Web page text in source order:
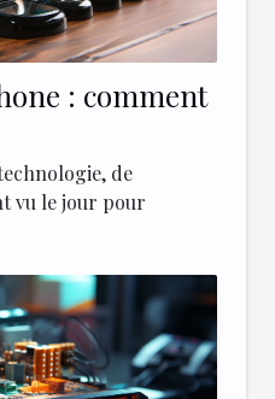
: comment
de
vu le jour pour